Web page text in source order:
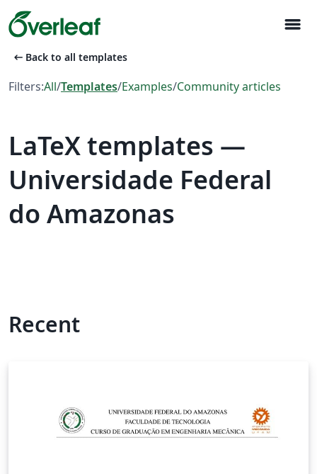
menu
arrow_left_alt Back to all templates
Filters:All/Templates/Examples/Community articles
LaTeX templates —
Universidade Federal
do Amazonas
Recent